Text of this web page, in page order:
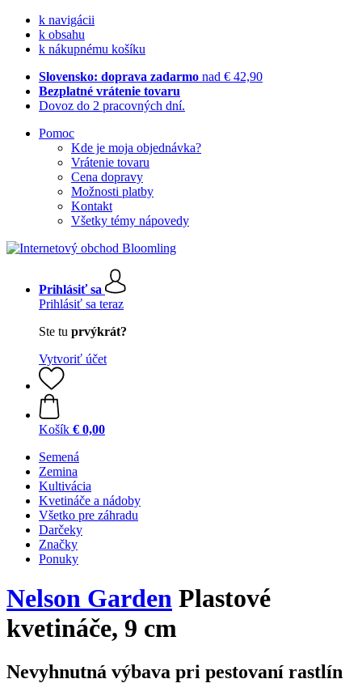
k navigácii
k obsahu
k nákupnému košíku
Slovensko: doprava zadarmo nad € 42,90
Bezplatné vrátenie tovaru
Dovoz do 2 pracovných dní.
Pomoc
Kde je moja objednávka?
Vrátenie tovaru
Cena dopravy
Možnosti platby
Kontakt
Všetky témy nápovedy
Prihlásiť sa
Prihlásiť sa teraz
Ste tu prvýkrát?
Vytvoriť účet
Košík € 0,00
Semená
Zemina
Kultivácia
Kvetináče a nádoby
Všetko pre záhradu
Darčeky
Značky
Ponuky
Nelson Garden Plastové
kvetináče, 9 cm
Nevyhnutná výbava pri pestovaní rastlín